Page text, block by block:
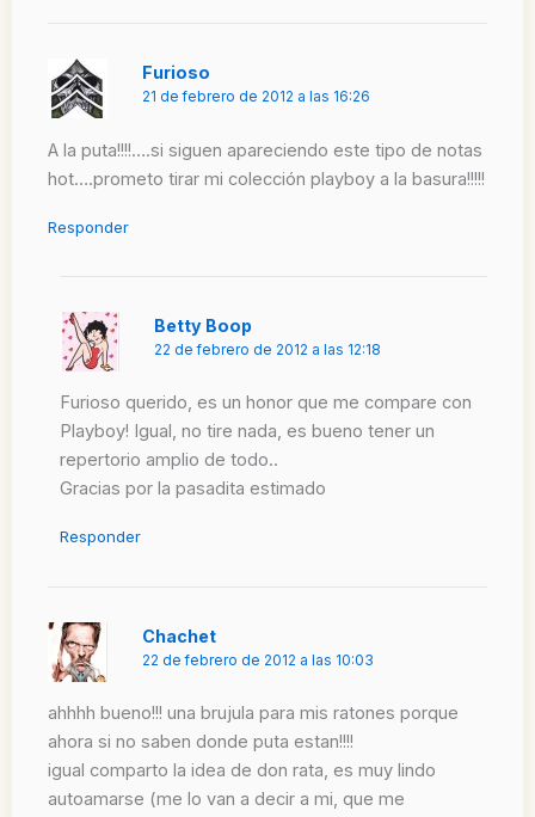
Furioso
21 de febrero de 2012 a las 16:26
A la puta!!!!….si siguen apareciendo este tipo de notas
hot….prometo tirar mi colección playboy a la basura!!!!!
Responder
Betty Boop
22 de febrero de 2012 a las 12:18
Furioso querido, es un honor que me compare con
Playboy! Igual, no tire nada, es bueno tener un
repertorio amplio de todo..
Gracias por la pasadita estimado
Responder
Chachet
22 de febrero de 2012 a las 10:03
ahhhh bueno!!! una brujula para mis ratones porque
ahora si no saben donde puta estan!!!!
igual comparto la idea de don rata, es muy lindo
autoamarse (me lo van a decir a mi, que me